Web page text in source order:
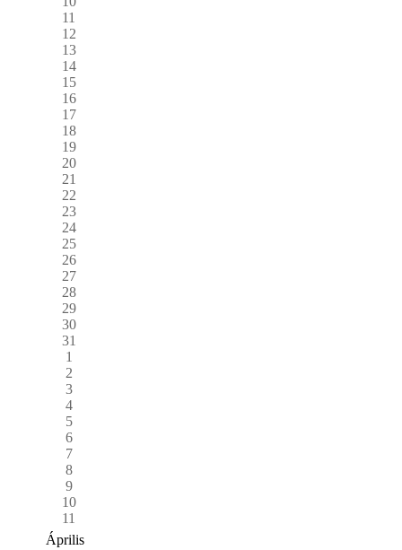
11
12
13
14
15
16
17
18
19
20
21
22
23
24
25
26
27
28
29
30
31
1
2
3
4
5
6
7
8
9
10
11
Április